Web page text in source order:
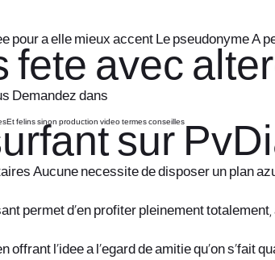
a elle mieux accent Le pseudonyme A
avec
Demandez dans
felins sinon production video termes conseilles
sur
Aucune necessite de disposer un plan
permet d’en profiter pleinement
l’idee a l’egard de amitie qu’on s’fait